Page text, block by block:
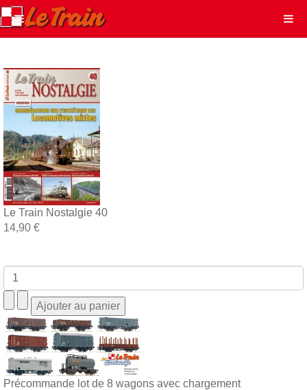
Le Train Nostalgie 40
14,90 €
Précommande lot de 8 wagons avec chargement